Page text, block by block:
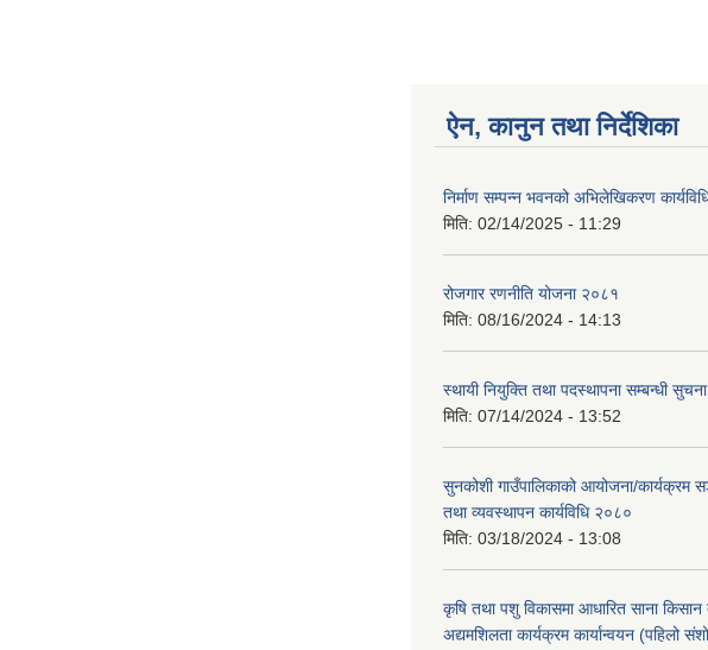
ऐन, कानुन तथा निर्देशिका
निर्माण सम्पन्न भवनको अभिलेखिकरण
मिति: 02/14/2025 - 11:29
रोजगार रणनीति योजना २०८१
मिति: 08/16/2024 - 14:13
स्थायी नियुक्ति तथा पदस्थापना सम्बन्धी
मिति: 07/14/2024 - 13:52
सुनकोशी गाउँपालिकाको आयोजना/कार्यक्रम
तथा व्यवस्थापन कार्यविधि २०८०
मिति: 03/18/2024 - 13:08
कृषि तथा पशु विकासमा आधारित साना किसान
अद्यमशिलता कार्यक्रम कार्यान्वयन (पहिलो